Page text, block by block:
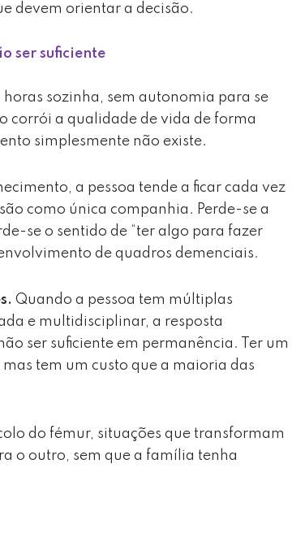
devem orientar a decisão.
ser suficiente
horas sozinha, sem autonomia para se
corrói a qualidade de vida de forma
simplesmente não existe.
a pessoa tende a ficar cada vez
como única companhia. Perde-se a
se o sentido de “ter algo para fazer
de quadros demenciais.
Quando a pessoa tem múltiplas
e multidisciplinar, a resposta
ser suficiente em permanência. Ter um
tem um custo que a maioria das
do fémur, situações que transformam
o outro, sem que a família tenha